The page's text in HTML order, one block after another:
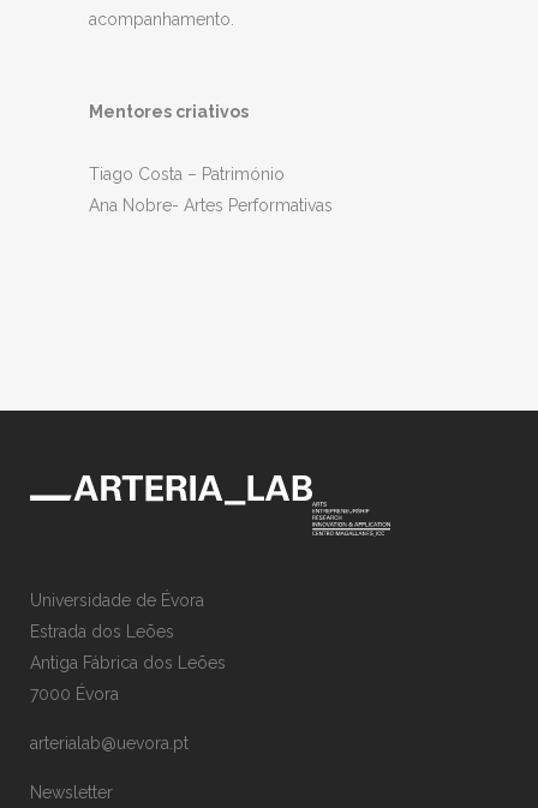
acompanhamento.
Mentores criativos
Tiago Costa – Património
Ana Nobre- Artes Performativas
Universidade de Évora
Estrada dos Leões
Antiga Fábrica dos Leões
7000 Évora
arterialab@uevora.pt
Newsletter